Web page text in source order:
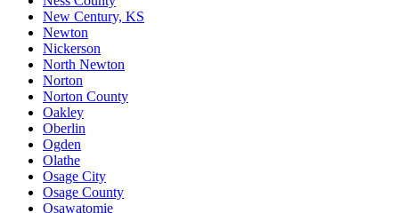
New Century, KS
Newton
Nickerson
North Newton
Norton
Norton County
Oakley
Oberlin
Ogden
Olathe
Osage City
Osage County
Osawatomie